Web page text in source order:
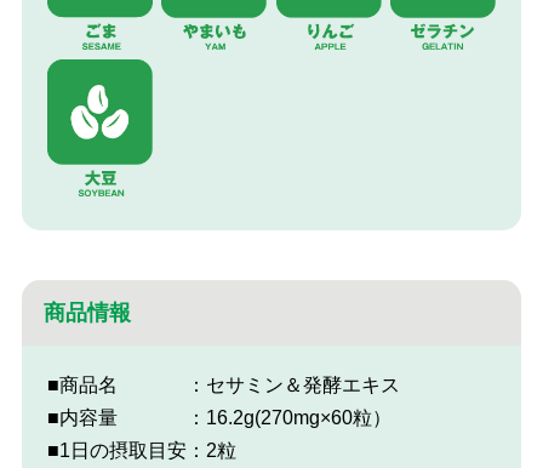
商品情報
■商品名
：セサミン＆発酵エキス
■内容量
：16.2g(270mg×60粒）
■1日の摂取目安：2粒